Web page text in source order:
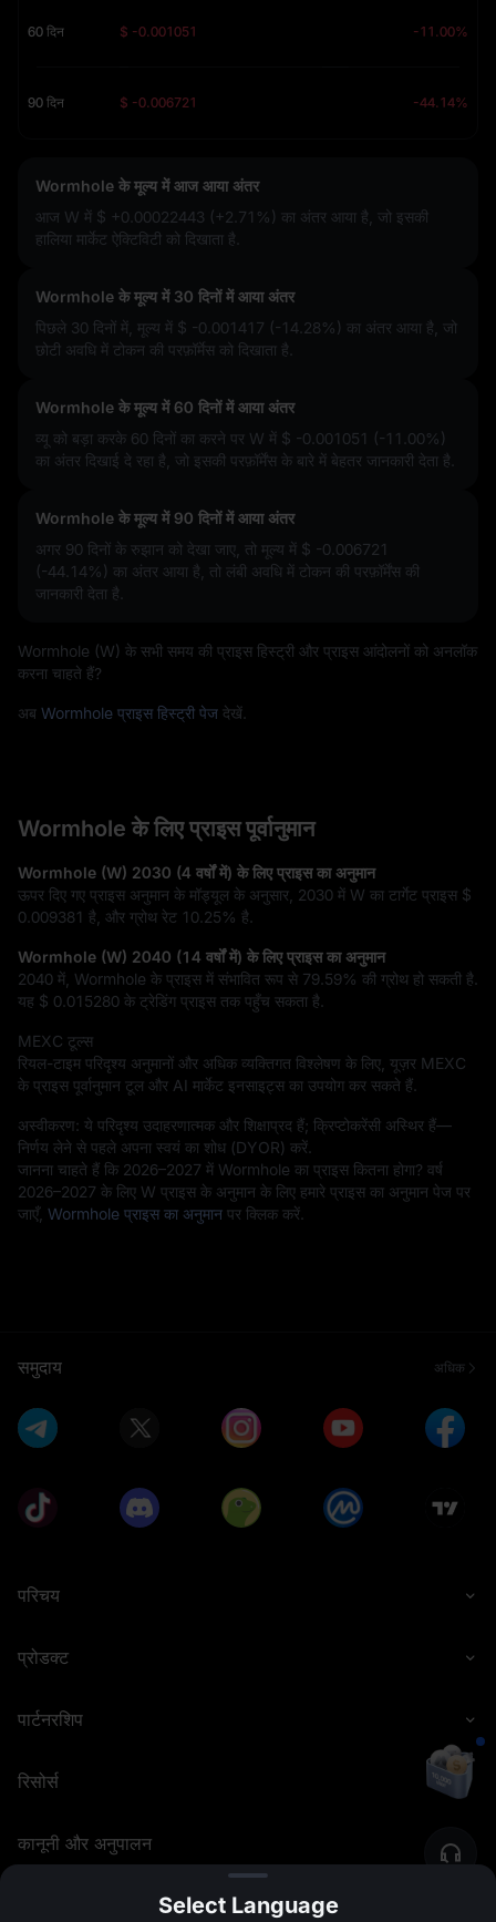
60 दिन $ -0.001051 -11.00%
90 दिन $ -0.006721 -44.14%
Wormhole के मूल्य में आज आया अंतर
आज W में $ +0.00022443 (+2.71%) का अंतर आया है, जो इसकी
हालिया मार्केट ऐक्टिविटी को दिखाता है.
Wormhole के मूल्य में 30 दिनों में आया अंतर
पिछले 30 दिनों में, मूल्य में $ -0.001417 (-14.28%) का अंतर आया है, जो
छोटी अवधि में टोकन की परफ़ॉर्मेस को दिखाता है.
Wormhole के मूल्य में 60 दिनों में आया अंतर
व्यू को बड़ा करके 60 दिनों का करने पर W में $ -0.001051 (-11.00%)
का अंतर दिखाई दे रहा है, जो इसकी परफ़ॉर्मेंस के बारे में बेहतर जानकारी देता है.
Wormhole के मूल्य में 90 दिनों में आया अंतर
अगर 90 दिनों के रुझान को देखा जाए, तो मूल्य में $ -0.006721
(-44.14%) का अंतर आया है, तो लंबी अवधि में टोकन की परफ़ॉर्मेंस की
जानकारी देता है.
Wormhole (W) के सभी समय की प्राइस हिस्ट्री और प्राइस आंदोलनों को अनलॉक
करना चाहते हैं?
अब Wormhole प्राइस हिस्ट्री पेज देखें.
Wormhole के लिए प्राइस पूर्वानुमान
Wormhole (W) 2030 (4 वर्षों में) के लिए प्राइस का अनुमान
ऊपर दिए गए प्राइस अनुमान के मॉड्यूल के अनुसार, 2030 में W का टार्गेट प्राइस $
0.009381 है, और ग्रोथ रेट 10.25% है.
Wormhole (W) 2040 (14 वर्षों में) के लिए प्राइस का अनुमान
2040 में, Wormhole के प्राइस में संभावित रूप से 79.59% की ग्रोथ हो सकती है.
यह $ 0.015280 के ट्रेडिंग प्राइस तक पहुँच सकता है.
MEXC टूल्स
रियल-टाइम परिदृश्य अनुमानों और अधिक व्यक्तिगत विश्लेषण के लिए, यूज़र MEXC
के प्राइस पूर्वानुमान टूल और AI मार्केट इनसाइट्स का उपयोग कर सकते हैं.
अस्वीकरण: ये परिदृश्य उदाहरणात्मक और शिक्षाप्रद हैं; क्रिप्टोकरेंसी अस्थिर हैं—
निर्णय लेने से पहले अपना स्वयं का शोध (DYOR) करें.
जानना चाहते हैं कि 2026–2027 में Wormhole का प्राइस कितना होगा? वर्ष
2026–2027 के लिए W प्राइस के अनुमान के लिए हमारे प्राइस का अनुमान पेज पर
जाएँ, Wormhole प्राइस का अनुमान पर क्लिक करें.
समुदाय अधिक
परिचय
प्रोडक्ट
पार्टनरशिप
रिसोर्स
कानूनी और अनुपालन
Select Language